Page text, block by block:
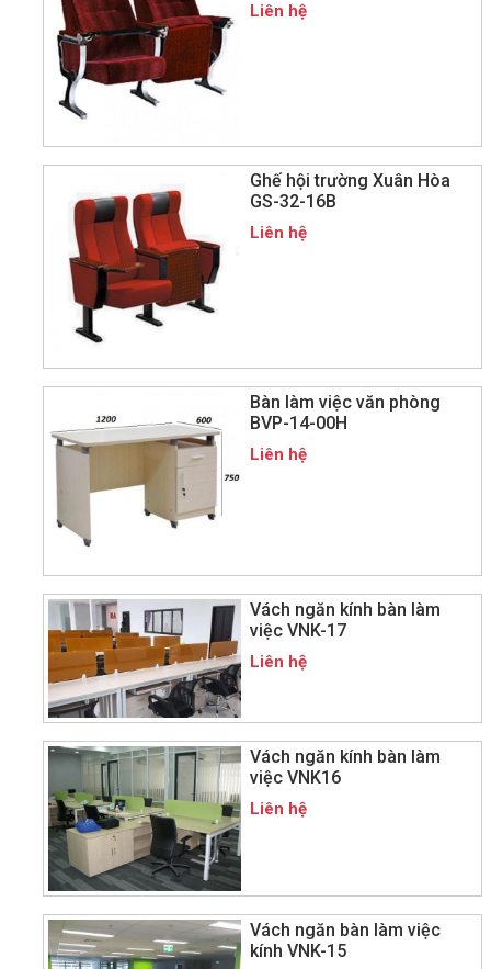
Liên hệ
Ghế hội trường Xuân Hòa
GS-32-16B
Liên hệ
Bàn làm việc văn phòng
BVP-14-00H
Liên hệ
Vách ngăn kính bàn làm
việc VNK-17
Liên hệ
Vách ngăn kính bàn làm
việc VNK16
Liên hệ
Vách ngăn bàn làm việc
kính VNK-15